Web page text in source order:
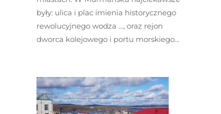
były: ulica i plac imienia historycznego
rewolucyjnego wodza …, oraz rejon
dworca kolejowego i portu morskiego…